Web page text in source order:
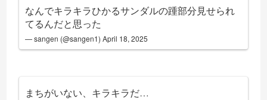
なんでキラキラひかるサンダルの踵部分見せられ
てるんだと思った
— sangen (@sangen1)April 18, 2025
まちがいない、キラキラだ…